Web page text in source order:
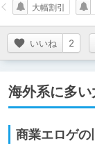
いいね 2
大幅割引
海外系に多
商業エロゲ